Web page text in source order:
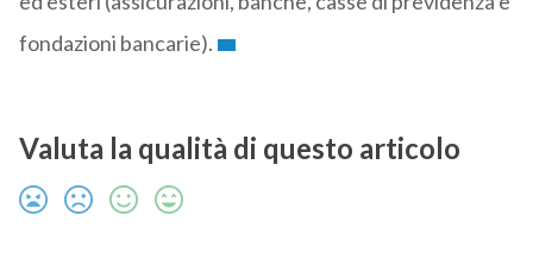
fondazioni bancarie).
Valuta la qualità di questo articolo